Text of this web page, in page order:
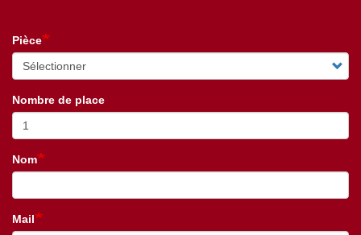
Pièce
Nombre de place
Nom
Mail